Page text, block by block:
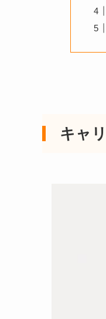
キャ